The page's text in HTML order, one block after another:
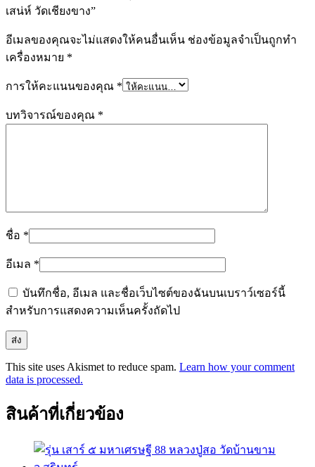
เสน่ห์ วัดเชียงขาง”
อีเมลของคุณจะไม่แสดงให้คนอื่นเห็น ช่องข้อมูลจำเป็นถูกทำ
เครื่องหมาย *
การให้คะแนนของคุณ *
บทวิจารณ์ของคุณ *
ชื่อ *
อีเมล *
บันทึกชื่อ, อีเมล และชื่อเว็บไซต์ของฉันบนเบราว์เซอร์นี้
สำหรับการแสดงความเห็นครั้งถัดไป
This site uses Akismet to reduce spam. Learn how your comment
data is processed.
สินค้าที่เกี่ยวข้อง